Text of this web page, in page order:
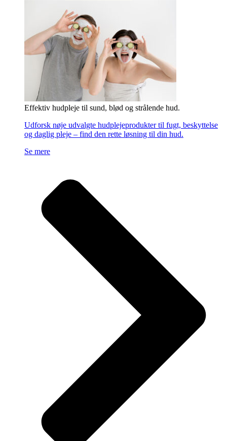
Effektiv hudpleje til sund, blød og strålende hud.
Udforsk nøje udvalgte hudplejeprodukter til fugt, beskyttelse
og daglig pleje – find den rette løsning til din hud.
Se mere